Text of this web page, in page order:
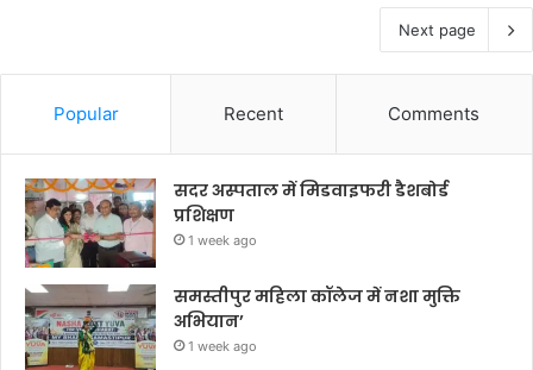
Next page
Popular Recent Comments
सदर अस्पताल में मिडवाइफरी डैशबोर्ड
प्रशिक्षण
1 week ago
समस्तीपुर महिला कॉलेज में नशा मुक्ति
अभियान’
1 week ago